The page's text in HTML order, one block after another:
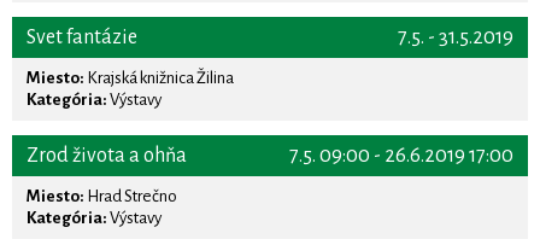
7.5. - 31.5.2019
Svet fantázie
Miesto: Krajská knižnica Žilina
Kategória: Výstavy
7.5. 09:00 - 26.6.2019 17:00
Zrod života a ohňa
Miesto: Hrad Strečno
Kategória: Výstavy